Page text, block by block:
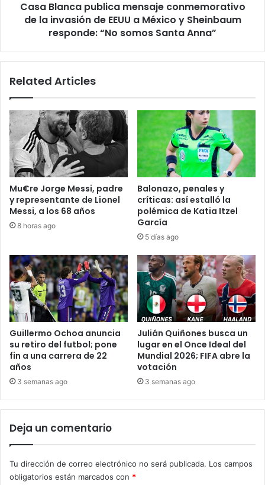
EEUU
Sheinbaum
“No
Anna”
Casa Blanca publica mensaje conmemorativo
de la invasión de EEUU a México y Sheinbaum
responde: “No somos Santa Anna”
Related Articles
Mu€re Jorge Messi, padre
y representante de Lionel
Messi, a los 68 años
8 horas ago
Balonazo, penales y
críticas: así estalló la
polémica de Katia Itzel
García
5 días ago
Guillermo Ochoa anuncia
su retiro del futbol; pone
fin a una carrera de 22
años
3 semanas ago
Julián Quiñones busca un
lugar en el Once Ideal del
Mundial 2026; FIFA abre la
votación
3 semanas ago
Deja un comentario
Tu dirección de correo electrónico no será publicada. Los campos
obligatorios están marcados con *